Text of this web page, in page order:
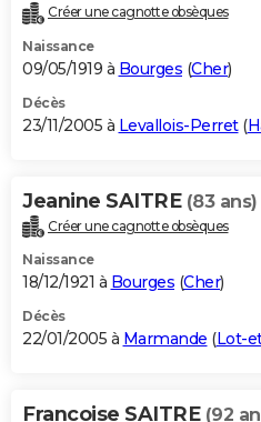
Créer une cagnotte obsèques
Naissance
09/05/1919 à Bourges (Cher)
Décès
23/11/2005 à Levallois-Perret(
Jeanine SAITRE (83 ans)
Créer une cagnotte obsèques
Naissance
18/12/1921 à Bourges (Cher)
Décès
22/01/2005 à Marmande (Lot-
Francoise SAITRE (92